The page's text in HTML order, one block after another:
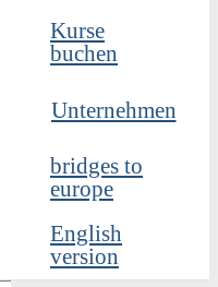
Kurse
buchen
Unternehmen
bridges to
europe
English
version